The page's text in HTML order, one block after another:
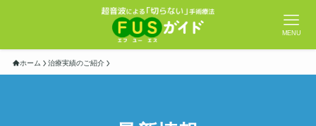
MENU
ホーム 治療実績のご紹介